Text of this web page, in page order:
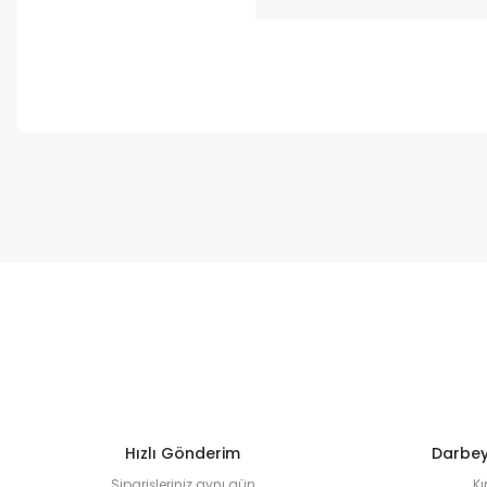
Hızlı Gönderim